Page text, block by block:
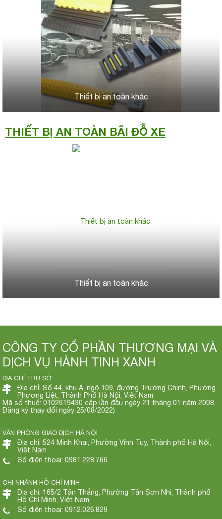
Thiết bị an toàn khác
THIẾT BỊ AN TOÀN BÃI ĐỖ XE
Thiết bị an toàn khác
CÔNG TY CỔ PHẦN THƯƠNG MẠI VÀ
DỊCH VỤ HÀNH TINH XANH
ĐỊA CHỈ TRỤ SỞ:
Địa chỉ: Số 44, khu A, ngõ 109, đường Trường Chinh, Phường
Phương Liệt, Thành Phố Hà Nội, Việt Nam
Mã số thuế: 0102619430 cấp lần đầu ngày 21 tháng 01 năm 2008,
Đăng ký thay đổi ngày 25/08/2022)
VĂN PHÒNG GIAO DỊCH HÀ NỘI
Địa chỉ: 524 Minh Khai, Phường Vĩnh Tuy, Thành phố Hà Nội,
Việt Nam
Số điện thoại: 0981.228.766
CHI NHÁNH HỒ CHÍ MINH
Địa chỉ: 165/2 Tân Thắng, Phường Tân Sơn Nhì, Thành phố
Hồ Chí Minh, Việt Nam
Số điện thoại: 0912.026.829